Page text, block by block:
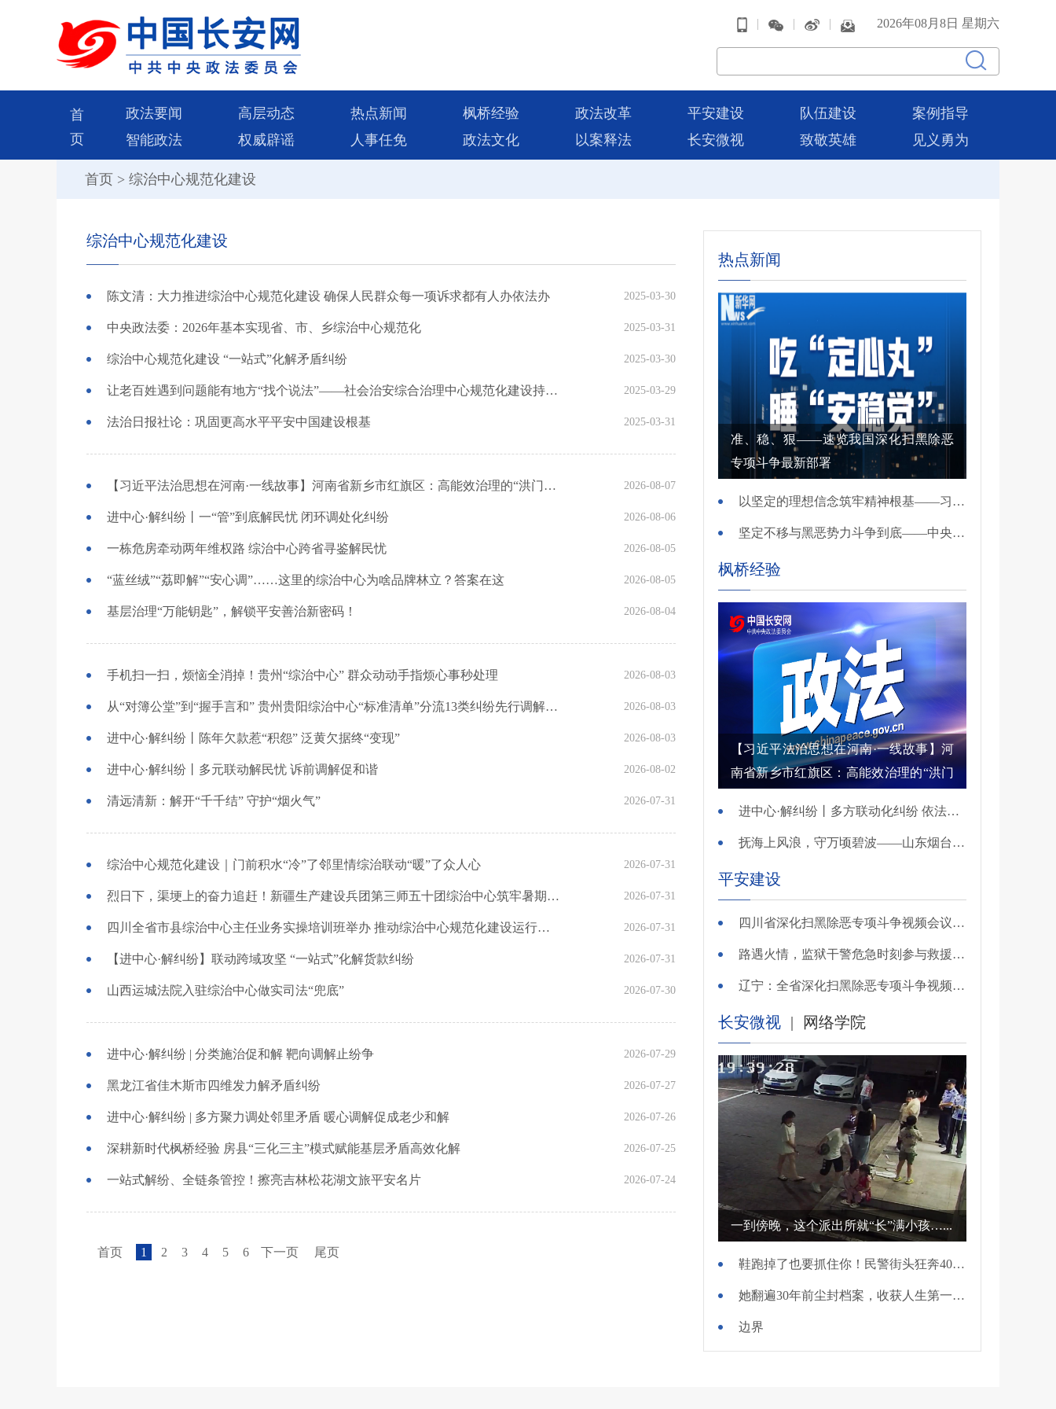
| | | 2026年08月8日 星期六
首
页
政法要闻 高层动态 热点新闻 枫桥经验 政法改革 平安建设 队伍建设
案例指导
智能政法
权威辟谣 人事任免 政法文化 以案释法 长安微视 致敬英雄 见义勇为
首页 > 综治中心规范化建设
综治中心规范化建设
陈文清：大力推进综治中心规范化建设 确保人民群众每一项诉求都有人办依法办 2025-03-30
中央政法委：2026年基本实现省、市、乡综治中心规范化 2025-03-31
综治中心规范化建设 “一站式”化解矛盾纠纷 2025-03-30
让老百姓遇到问题能有地方“找个说法”——社会治安综合治理中心规范化建设持续推进 2025-03-29
法治日报社论：巩固更高水平平安中国建设根基 2025-03-31
【习近平法治思想在河南·一线故事】河南省新乡市红旗区：高能效治理的“洪门密码” 2026-08-07
进中心·解纠纷丨一“管”到底解民忧 闭环调处化纠纷 2026-08-06
一栋危房牵动两年维权路 综治中心跨省寻鉴解民忧 2026-08-05
“蓝丝绒”“荔即解”“安心调”……这里的综治中心为啥品牌林立？答案在这 2026-08-05
基层治理“万能钥匙”，解锁平安善治新密码！ 2026-08-04
手机扫一扫，烦恼全消掉！贵州“综治中心” 群众动动手指烦心事秒处理 2026-08-03
从“对簿公堂”到“握手言和” 贵州贵阳综治中心“标准清单”分流13类纠纷先行调解“治未病” 2026-08-03
进中心·解纠纷丨陈年欠款惹“积怨” 泛黄欠据终“变现” 2026-08-03
进中心·解纠纷丨多元联动解民忧 诉前调解促和谐 2026-08-02
清远清新：解开“千千结” 守护“烟火气” 2026-07-31
综治中心规范化建设｜门前积水“冷”了邻里情综治联动“暖”了众人心 2026-07-31
烈日下，渠埂上的奋力追赶！新疆生产建设兵团第三师五十团综治中心筑牢暑期防溺水安全堤坝 2026-07-31
四川全省市县综治中心主任业务实操培训班举办 推动综治中心规范化建设运行提质增效 2026-07-31
【进中心·解纠纷】联动跨域攻坚 “一站式”化解货款纠纷 2026-07-31
山西运城法院入驻综治中心做实司法“兜底” 2026-07-30
进中心·解纠纷 | 分类施治促和解 靶向调解止纷争 2026-07-29
黑龙江省佳木斯市四维发力解矛盾纠纷 2026-07-27
进中心·解纠纷 | 多方聚力调处邻里矛盾 暖心调解促成老少和解 2026-07-26
深耕新时代枫桥经验 房县“三化三主”模式赋能基层矛盾高效化解 2026-07-25
一站式解纷、全链条管控！擦亮吉林松花湖文旅平安名片 2026-07-24
首页 1 2 3 4 5 6 下一页 尾页
热点新闻
准、稳、狠——速览我国深化扫黑除恶
专项斗争最新部署
以坚定的理想信念筑牢精神根基——习近平党建思想理论品格系列述评之一
坚定不移与黑恶势力斗争到底——中央政法委负责同志就开展深化扫黑除恶专项斗争有关问题答记者问
枫桥经验
【习近平法治思想在河南·一线故事】河
南省新乡市红旗区：高能效治理的“洪门
进中心·解纠纷丨多方联动化纠纷 依法调解护农耕
抚海上风浪，守万顷碧波——山东烟台把矛盾化解在微澜未起时
平安建设
四川省深化扫黑除恶专项斗争视频会议召开 于立军出席并讲话
路遇火情，监狱干警危急时刻参与救援显身手！
辽宁：全省深化扫黑除恶专项斗争视频会议召开
长安微视 | 网络学院
一到傍晚，这个派出所就“长”满小孩…...
鞋跑掉了也要抓住你！民警街头狂奔400米擒贼
她翻遍30年前尘封档案，收获人生第一面锦旗
边界